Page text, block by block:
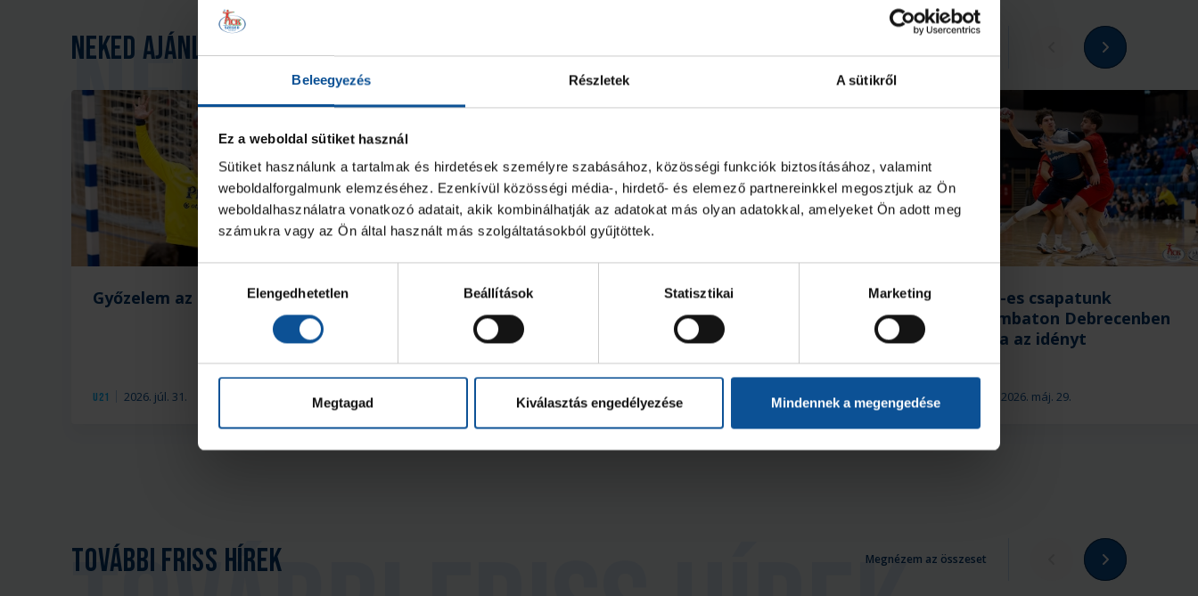
Beleegyezés Részletek A sütikről
Ez a weboldal sütiket használ
Sütiket használunk a tartalmak és hirdetések személyre szabásához, közösségi funkciók biztosításához, valamint
weboldalforgalmunk elemzéséhez. Ezenkívül közösségi média-, hirdető- és elemező partnereinkkel megosztjuk az Ön
weboldalhasználatra vonatkozó adatait, akik kombinálhatják az adatokat más olyan adatokkal, amelyeket Ön adott meg
számukra vagy az Ön által használt más szolgáltatásokból gyűjtöttek.
kiválasztásaElengedhetetlen Beállítások Statisztikai Marketing
Megtagad Kiválasztás engedélyezése Mindennek a megengedése
Neked ajánljuk
U21 2026. júl. 31.
Győzelem az edzőmeccsen!
Bravúrokkal teli idény,
ötödik hely a felnőtt
mezőnyben
U21 2026. máj. 30.
Ötödik helyen végeztek
U21-eseink az NB I/B-ben
2026. máj. 29.
U21-es csapatunk
szombaton Debrecenben
zárja az idényt
További friss hírek Megnézem az összeset